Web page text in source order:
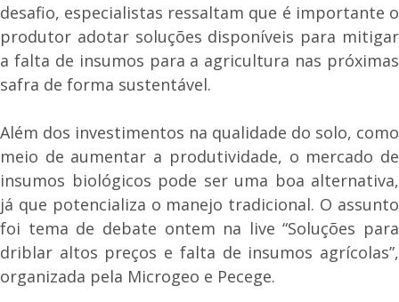
desafio, especialistas ressaltam que é importante o
produtor adotar soluções disponíveis para mitigar
a falta de insumos para a agricultura nas próximas
safra de forma sustentável.
Além dos investimentos na qualidade do solo, como
meio de aumentar a produtividade, o mercado de
insumos biológicos pode ser uma boa alternativa,
já que potencializa o manejo tradicional. O assunto
foi tema de debate ontem na live “Soluções para
driblar altos preços e falta de insumos agrícolas”,
organizada pela Microgeo e Pecege.